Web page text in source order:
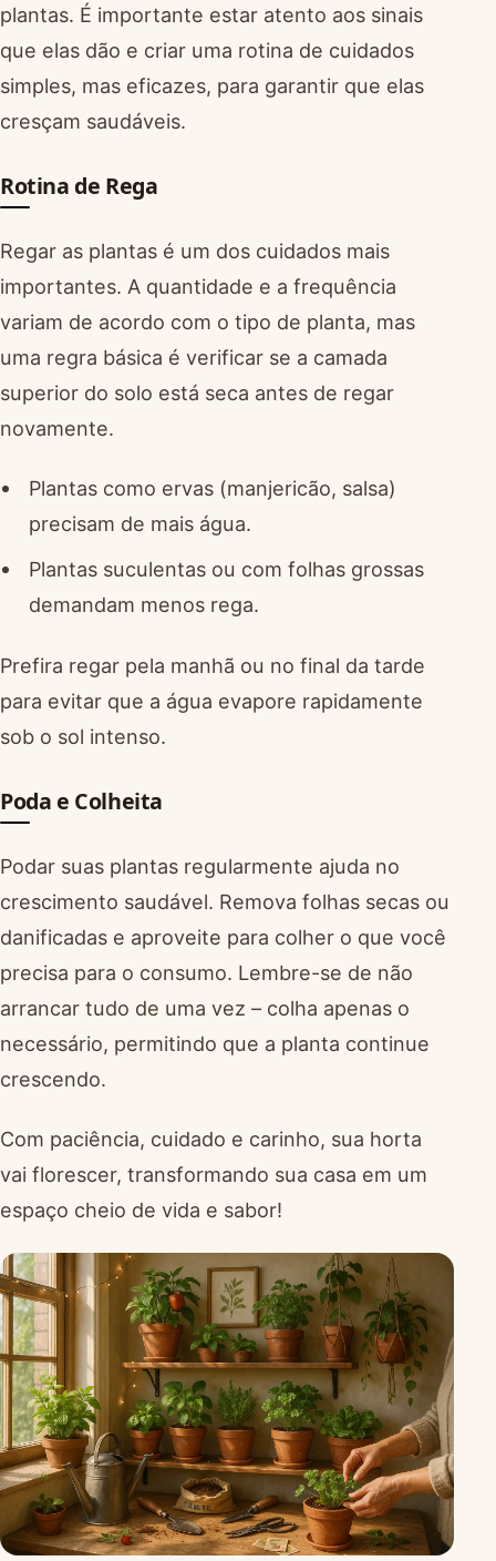
plantas. É importante estar atento aos sinais
que elas dão e criar uma rotina de cuidados
simples, mas eficazes, para garantir que elas
cresçam saudáveis.
Rotina de Rega
Regar as plantas é um dos cuidados mais
importantes. A quantidade e a frequência
variam de acordo com o tipo de planta, mas
uma regra básica é verificar se a camada
superior do solo está seca antes de regar
novamente.
Plantas como ervas (manjericão, salsa)
precisam de mais água.
Plantas suculentas ou com folhas grossas
demandam menos rega.
Prefira regar pela manhã ou no final da tarde
para evitar que a água evapore rapidamente
sob o sol intenso.
Poda e Colheita
Podar suas plantas regularmente ajuda no
crescimento saudável. Remova folhas secas ou
danificadas e aproveite para colher o que você
precisa para o consumo. Lembre-se de não
arrancar tudo de uma vez – colha apenas o
necessário, permitindo que a planta continue
crescendo.
Com paciência, cuidado e carinho, sua horta
vai florescer, transformando sua casa em um
espaço cheio de vida e sabor!